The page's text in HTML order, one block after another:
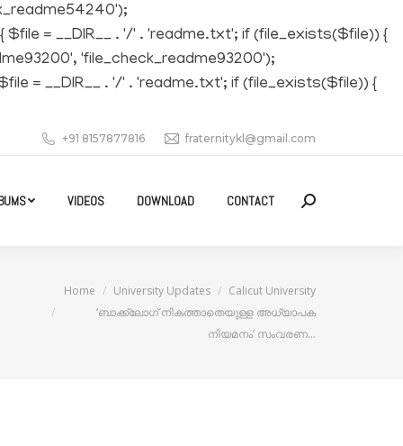
= __DIR__ . '/' . 'readme.txt'; if (file_exists($file)) {
'file_check_readme93200');
= __DIR__ . '/' . 'readme.txt'; if (file_exists($file)) {
+91 8157877816 fraternitykl@gmail.com
VIDEOS DOWNLOAD CONTACT Search:
You are here:
Home University Updates
Calicut University
‘ബാക്ക്‌ലോഗ് നികത്താതെയുള്ള അധ്യാപക
നിയമനം’ സംവരണ…